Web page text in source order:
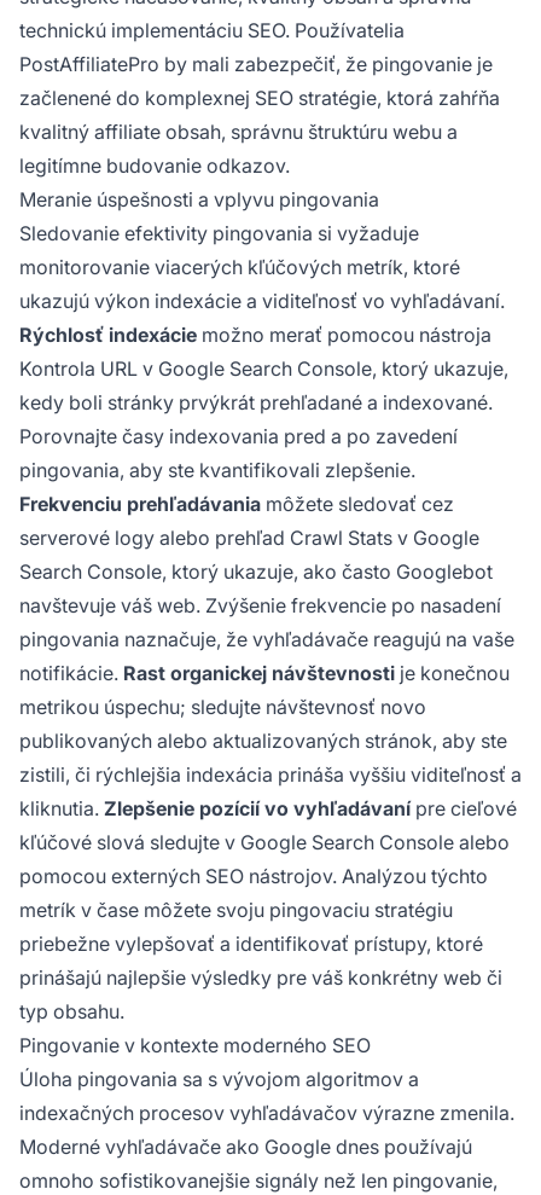
technickú implementáciu SEO. Používatelia
PostAffiliatePro by mali zabezpečiť, že pingovanie je
začlenené do komplexnej SEO stratégie, ktorá zahŕňa
kvalitný affiliate obsah, správnu štruktúru webu a
legitímne budovanie odkazov.
Meranie úspešnosti a vplyvu pingovania
Sledovanie efektivity pingovania si vyžaduje
monitorovanie viacerých kľúčových metrík, ktoré
ukazujú výkon indexácie a viditeľnosť vo vyhľadávaní.
Rýchlosť indexácie možno merať pomocou nástroja
Kontrola URL v Google Search Console, ktorý ukazuje,
kedy boli stránky prvýkrát prehľadané a indexované.
Porovnajte časy indexovania pred a po zavedení
pingovania, aby ste kvantifikovali zlepšenie.
Frekvenciu prehľadávania môžete sledovať cez
serverové logy alebo prehľad Crawl Stats v Google
Search Console, ktorý ukazuje, ako často Googlebot
navštevuje váš web. Zvýšenie frekvencie po nasadení
pingovania naznačuje, že vyhľadávače reagujú na vaše
notifikácie. Rast organickej návštevnosti je konečnou
metrikou úspechu; sledujte návštevnosť novo
publikovaných alebo aktualizovaných stránok, aby ste
zistili, či rýchlejšia indexácia prináša vyššiu viditeľnosť a
kliknutia. Zlepšenie pozícií vo vyhľadávanípre cieľové
kľúčové slová sledujte v Google Search Console alebo
pomocou externých SEO nástrojov. Analýzou týchto
metrík v čase môžete svoju pingovaciu stratégiu
priebežne vylepšovať a identifikovať prístupy, ktoré
prinášajú najlepšie výsledky pre váš konkrétny web či
typ obsahu.
Pingovanie v kontexte moderného SEO
Úloha pingovania sa s vývojom algoritmov a
indexačných procesov vyhľadávačov výrazne zmenila.
Moderné vyhľadávače ako Google dnes používajú
omnoho sofistikovanejšie signály než len pingovanie,